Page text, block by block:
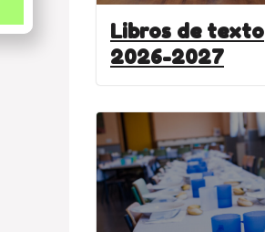
Libros de texto
2026-2027